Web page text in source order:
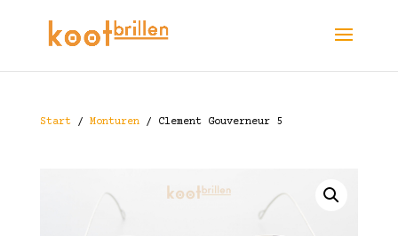
Start/ Monturen/ Clement Gouverneur 5